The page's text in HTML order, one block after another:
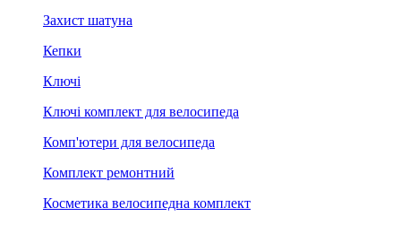
Захист шатуна
Кепки
Ключі
Ключі комплект для велосипеда
Комп'ютери для велосипеда
Комплект ремонтний
Косметика велосипедна комплект